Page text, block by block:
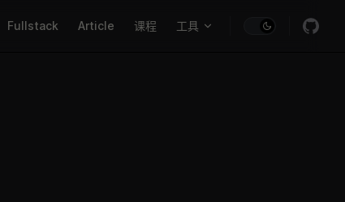
Fullstack Article 课程 工具